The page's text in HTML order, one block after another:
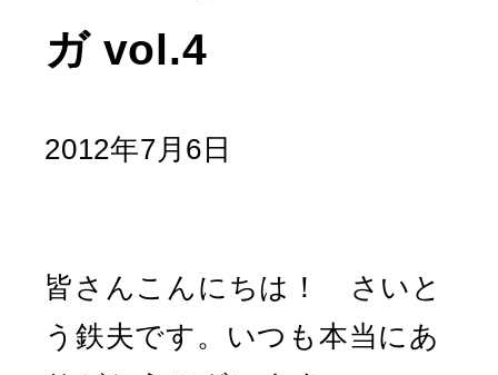
ガ vol.4
2012年7月6日
皆さんこんにちは！ さいと
う鉄夫です。いつも本当にあ